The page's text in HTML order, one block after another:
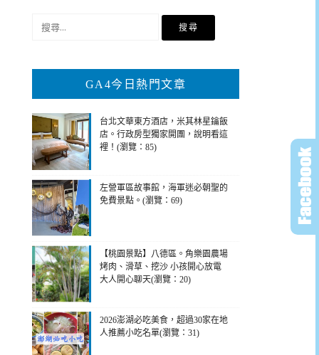
鍵
GA4今日熱門文章
台北文華東方酒店，米其林星鑰飯
店。行政房型獨家開團，說明看這
裡！(瀏覽：85)
左營軍區故事館，海軍迷必朝聖的
免費景點。(瀏覽：69)
【桃園景點】八德區。角樂園農場
烤肉、滑草、挖沙 小孩開心放電
大人開心聊天(瀏覽：20)
2026澎湖必吃美食，超過30家在地
人推薦小吃名單(瀏覽：31)